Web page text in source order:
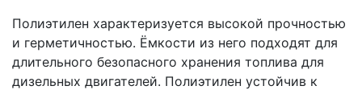
Полиэтилен характеризуется высокой прочностью
и герметичностью. Ёмкости из него подходят для
длительного безопасного хранения топлива для
дизельных двигателей. Полиэтилен устойчив к